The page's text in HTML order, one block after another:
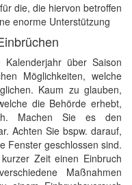
die, die hiervon betroffen
enorme Unterstützung
über Saison
Möglichkeiten, welche
Kaum zu glauben,
die Behörde erhebt,
Machen Sie es den
Achten Sie bspw. darauf,
Fenster geschlossen sind.
Zeit einen Einbruch
Maßnahmen